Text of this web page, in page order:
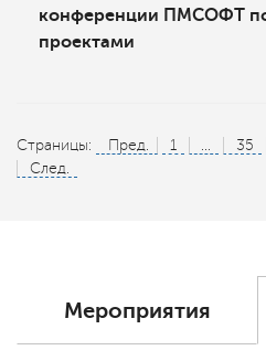
конференции ПМСОФТ
проектами
Страницы: Пред. 1 ... 35
След.
Мероприятия